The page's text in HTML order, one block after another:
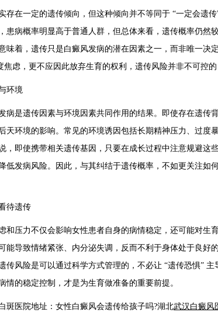
在一定的遗传倾向，但这种倾向并不等同于 “一定会遗传
患病概率明显高于普通人群，但总体来看，遗传概率仍然
味着，遗传只是白癜风发病的潜在因素之一，而非唯一决
焦虑，更不应因此放弃生育的权利，遗传风险并非不可控的
环境
是遗传因素与环境因素共同作用的结果。即使存在遗传
天环境的影响。常见的环境诱因包括长期精神压力、过度
，即使携带相关遗传基因，只要在成长过程中注意规避这
低发病风险。因此，与其纠结于遗传概率，不如更关注如
待遗传
压力不仅会影响女性患者自身的病情稳定，还可能对生
能导致情绪紧张、内分泌失调，反而不利于身体处于良好
传风险是可以通过科学方式管理的，不必让 “遗传恐惧”
情的稳定控制，才是为生育做准备的重要前提。
医院地址：女性白癜风会遗传给孩子吗?湖北武汉白癜风